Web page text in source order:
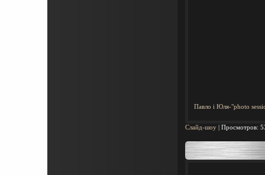
Павло і Юля-"photo
Слайд-шоу | Просмотров: